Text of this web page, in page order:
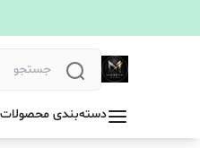
دسته‌بندی محصولات